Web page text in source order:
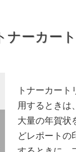
ナーカー
トナーカー
用するときは
大量の年賀状
どレポートの